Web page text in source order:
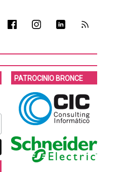
PATROCINIO BRONCE